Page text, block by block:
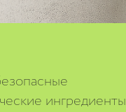
ингредиенты